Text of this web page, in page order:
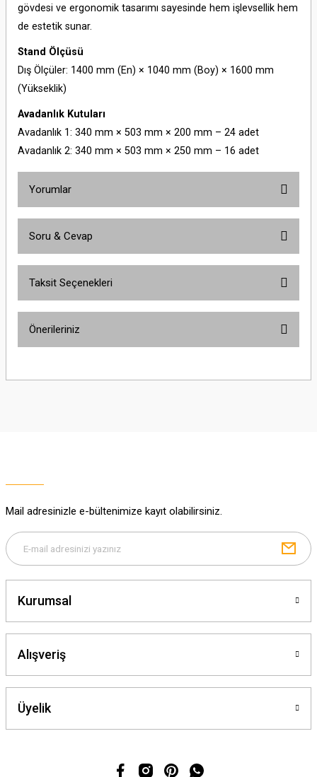
gövdesi ve ergonomik tasarımı sayesinde hem işlevsellik hem
de estetik sunar.
Stand Ölçüsü
Dış Ölçüler: 1400 mm (En) × 1040 mm (Boy) × 1600 mm
(Yükseklik)
Avadanlık Kutuları
Avadanlık 1: 340 mm × 503 mm × 200 mm – 24 adet
Avadanlık 2: 340 mm × 503 mm × 250 mm – 16 adet
Yorumlar
Soru & Cevap
Taksit Seçenekleri
Önerileriniz
yetersiz gördüğünüz noktaları öneri formunu kullanarak tarafımıza
Bu ürüne benzer farklı alternatifler olmalı.
Mail adresinizle e-bültenimize kayıt olabilirsiniz.
Kurumsal
Alışveriş
Üyelik